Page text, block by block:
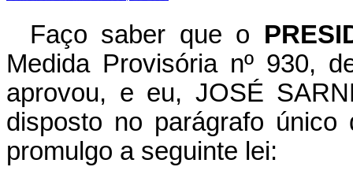
Faço saber que o
Medida Provisória nº 930,
aprovou, e eu, JOSÉ
disposto no parágrafo
promulgo a seguinte lei: